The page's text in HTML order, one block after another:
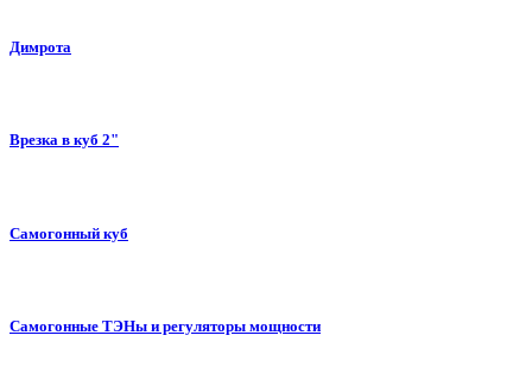
Димрота
Врезка в куб 2"
Самогонный куб
Самогонные ТЭНы и регуляторы мощности